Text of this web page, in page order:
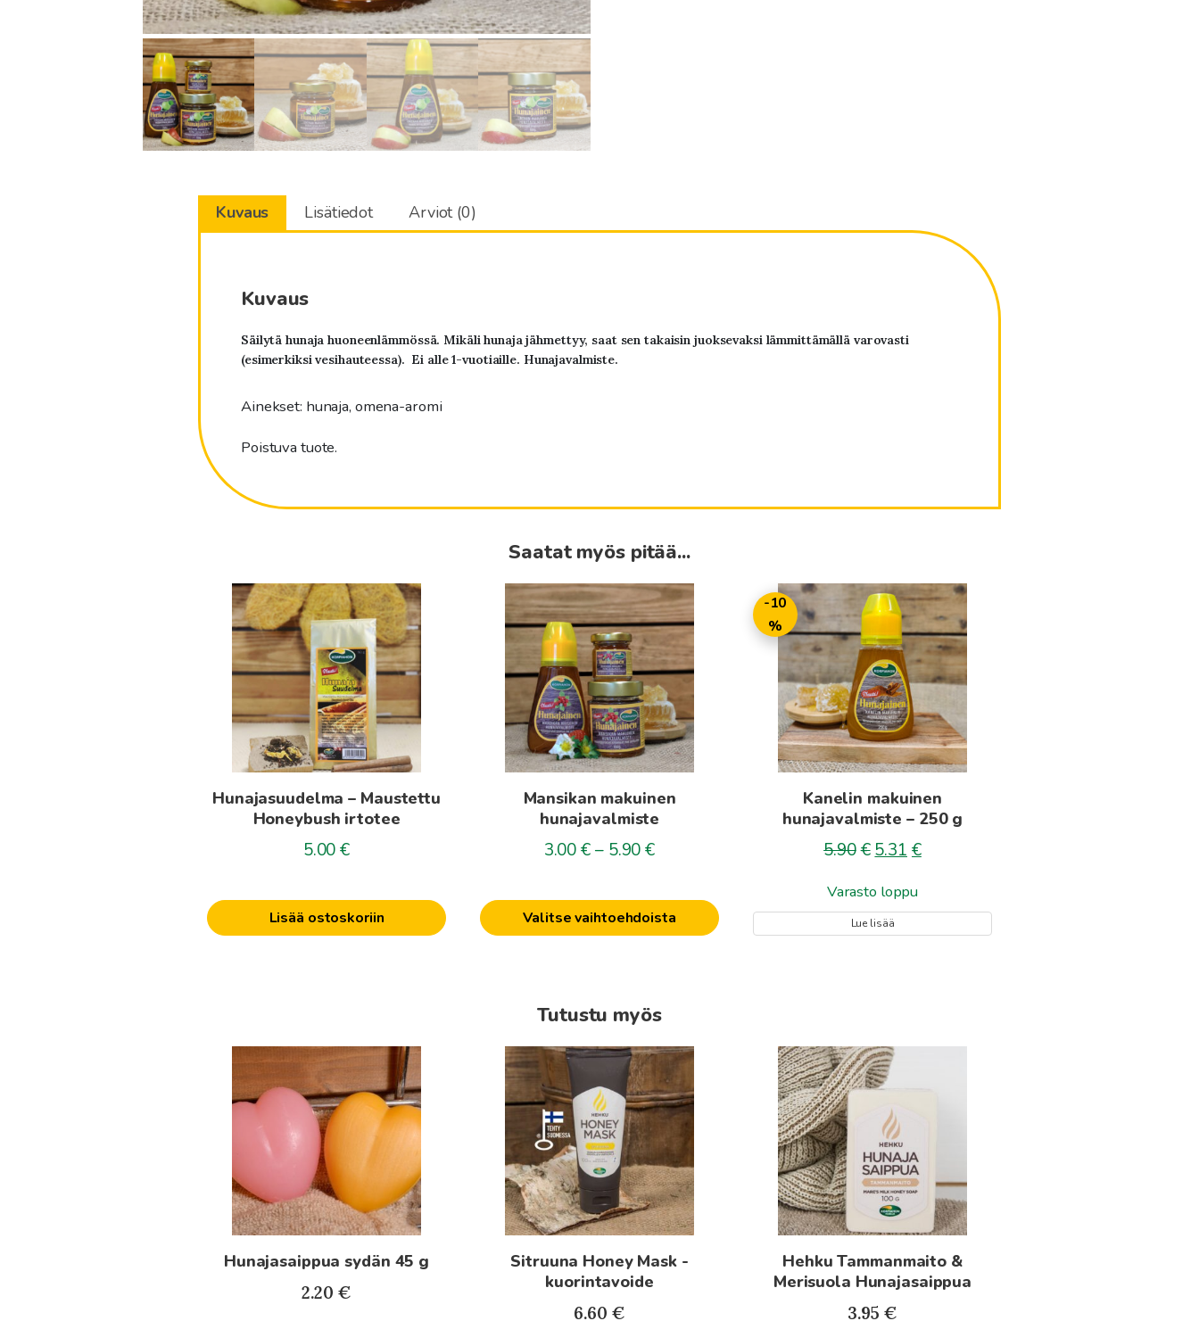
Kuvaus Lisätiedot Arviot (0)
Kuvaus
Säilytä hunaja huoneenlämmössä. Mikäli hunaja jähmettyy, saat sen takaisin juoksevaksi lämmittämällä varovasti
(esimerkiksi vesihauteessa). Ei alle 1-vuotiaille. Hunajavalmiste.
Ainekset: hunaja, omena-aromi
Poistuva tuote.
Saatat myös pitää...
Hunajasuudelma – Maustettu
Honeybush irtotee
5.00 €
Lisää ostoskoriin
Mansikan makuinen
hunajavalmiste
3.00 €– 5.90 €Hintaluokka:
-
5.90€
Valitse vaihtoehdoista
Tällä
tuotteella
useampi
muunnelma.
Voit
tehdä
valinnat
tuotteen
-10
%
Kanelin makuinen
hunajavalmiste – 250 g
5.90€ Alkuperäinen
oli:
5.90€.
5.31 €Nykyinen
5.31€.
Varasto loppu
Lue lisää
Tutustu myös
Hunajasaippua sydän 45 g
2.20 €
tuotteella
useampi
muunnelma.
Voit
tehdä
valinnat
tuotteen
sivulla.
Sitruuna Honey Mask -
kuorintavoide
6.60 €
Hehku Tammanmaito &
Merisuola Hunajasaippua
3.95 €